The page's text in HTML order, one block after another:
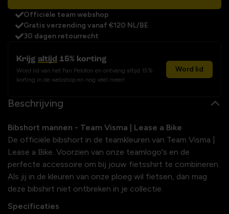
Officiële team webshop
Gratis verzending vanaf €120 NL/BE
30 dagen retourrecht
Krijg altijd 15% korting
Word lid van het Fan Peloton en ontvang altijd 15%
korting in de webshop en nog véél meer!
Word lid
Beschrijving
Bibshort mannen - Team Visma | Lease a Bike
De officiële bibshort in de teamkleuren van Team Visma |
Lease a Bike. Voorzien van onze teamlogo's en de
perfecte accessoire om bij jouw fietsshirt te combineren.
Als jij in de kleuren van onze ploeg wil fietsen, dan mag
deze bibshirt niet ontbreken in je collectie.
Specificaties